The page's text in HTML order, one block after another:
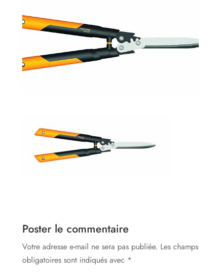
Poster le commentaire
Votre adresse e-mail ne sera pas publiée. Les champs
obligatoires sont indiqués avec *